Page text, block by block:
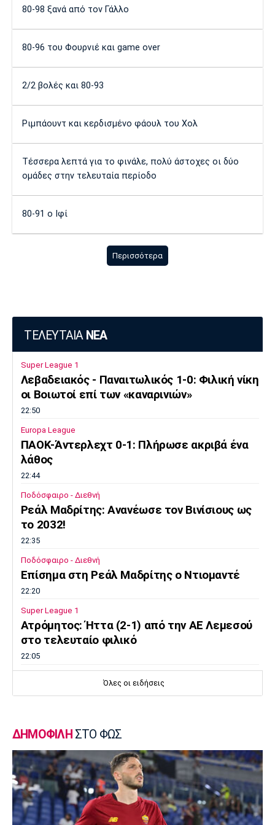
80-98 ξανά από τον Γάλλο
80-96 του Φουρνιέ και game over
2/2 βολές και 80-93
Ριμπάουντ και κερδισμένο φάουλ του Χολ
Τέσσερα λεπτά για το φινάλε, πολύ άστοχες οι δύο
ομάδες στην τελευταία περίοδο
80-91 ο Ιφί
Περισσότερα
ΤΕΛΕΥΤΑΙΑ ΝΕΑ
Super League 1
Λεβαδειακός - Παναιτωλικός 1-0: Φιλική νίκη
οι Βοιωτοί επί των «καναρινιών»
22:50
Europa League
ΠΑΟΚ-Άντερλεχτ 0-1: Πλήρωσε ακριβά ένα
λάθος
22:44
Ποδόσφαιρο - Διεθνή
Ρεάλ Μαδρίτης: Ανανέωσε τον Βινίσιους ως
το 2032!
22:35
Ποδόσφαιρο - Διεθνή
Επίσημα στη Ρεάλ Μαδρίτης ο Ντιομαντέ
22:20
Super League 1
Ατρόμητος: Ήττα (2-1) από την ΑΕ Λεμεσού
στο τελευταίο φιλικό
22:05
Κούβελος σε αδελφές Αλεξανδρή: «Μας
Super League 2
Ο Ζορζίνιο στον Πανσερραϊκό
21:35
Ποδόσφαιρο - Εθνικές Ομάδες
Ουρουγουάη: Ο Φορλάν νέος προπονητής της
εθνικής
Όλες οι ειδήσεις
ΔΗΜΟΦΙΛΗ ΣΤΟ ΦΩΣ